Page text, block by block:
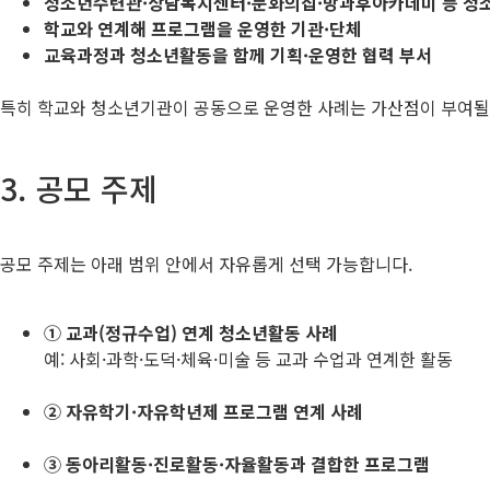
학교와 연계해 프로그램을 운영한 기관·단체
교육과정과 청소년활동을 함께 기획·운영한 협력 부서
특히 학교와 청소년기관이 공동으로 운영한 사례는 가산점이 부여
3. 공모 주제
공모 주제는 아래 범위 안에서 자유롭게 선택 가능합니다.
① 교과(정규수업) 연계 청소년활동 사례
예: 사회·과학·도덕·체육·미술 등 교과 수업과 연계한 활동
② 자유학기·자유학년제 프로그램 연계 사례
③ 동아리활동·진로활동·자율활동과 결합한 프로그램